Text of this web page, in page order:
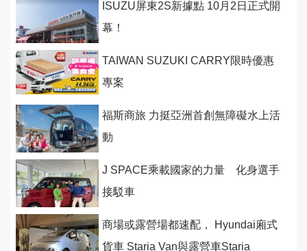
ISUZU屏東2S新據點 10月2日正式開
幕！
TAIWAN SUZUKI CARRY限時優惠
專案
福斯商旅 力挺亞洲首創無障礙水上活
動
J SPACE乘載國家的力量 化身選手
接駁車
商場或露營場都速配， Hyundai廂式
貨車 Staria Van與露營車Staria